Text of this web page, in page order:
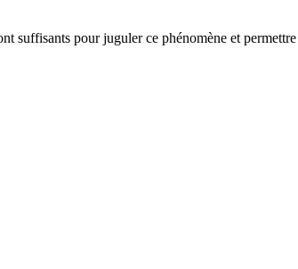
suffisants pour juguler ce phénomène et